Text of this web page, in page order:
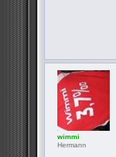
wimmi
Hermann